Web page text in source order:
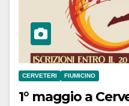
CERVETERI FIUMICINO
1° maggio a